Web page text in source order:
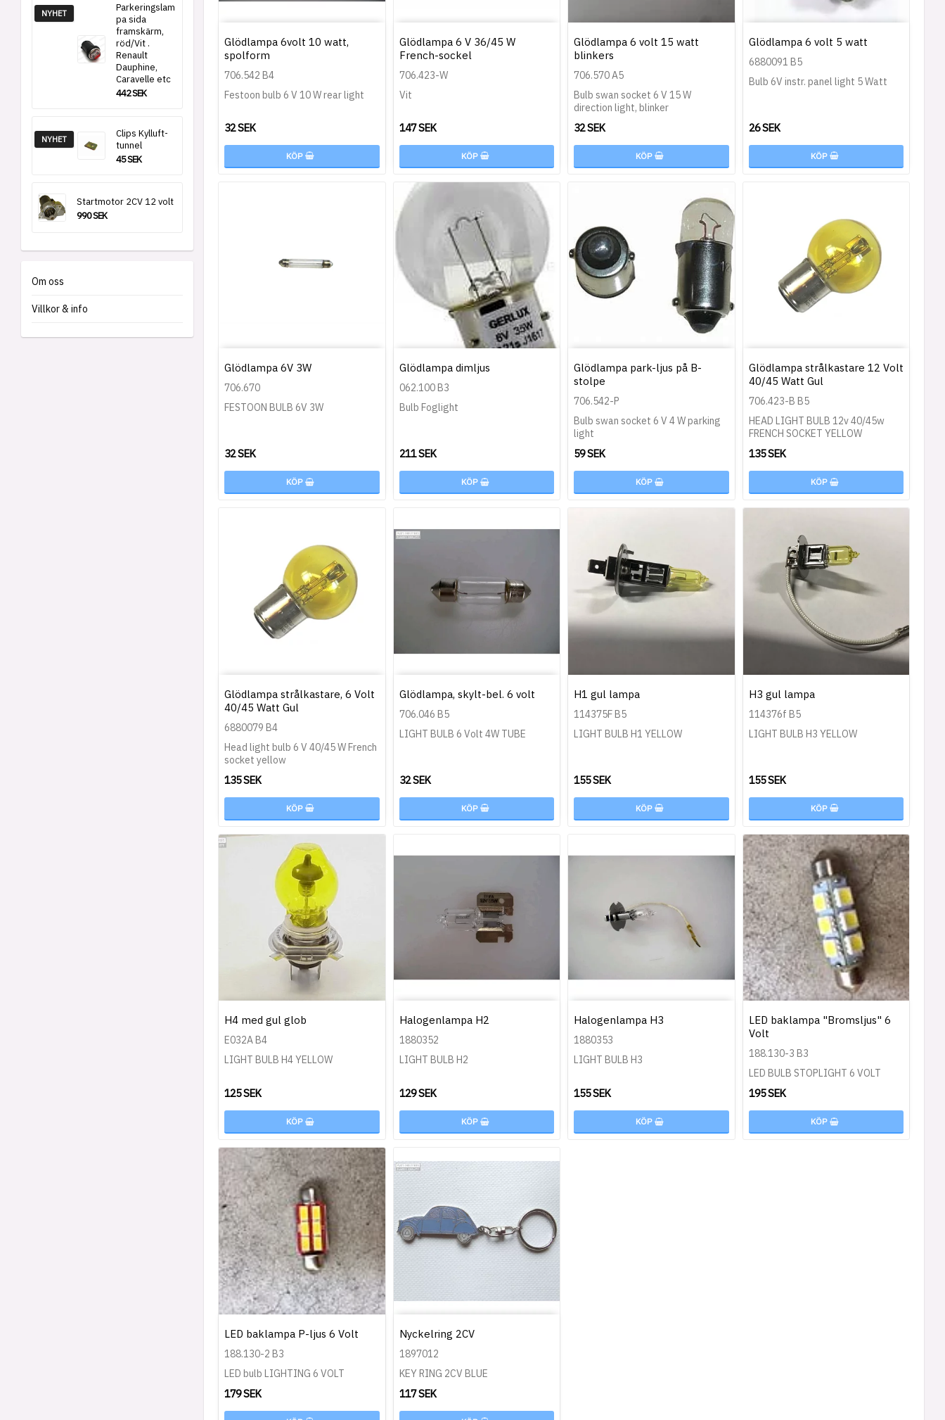
NYHET
Parkeringslam
pa sida
framskärm,
röd/Vit .
Renault
Dauphine,
Caravelle etc
442 SEK
NYHET
Clips Kylluft-
tunnel
45 SEK
Startmotor 2CV 12 volt
990 SEK
Om oss
Villkor & info
Glödlampa 6volt 10 watt,
spolform
706.542 B4
Festoon bulb 6 V 10 W rear light
32 SEK
KÖP
Glödlampa 6 V 36/45 W
French-sockel
706.423-W
Vit
147 SEK
KÖP
Glödlampa 6 volt 15 watt
blinkers
706.570 A5
Bulb swan socket 6 V 15 W
direction light, blinker
32 SEK
KÖP
Glödlampa 6 volt 5 watt
6880091 B5
Bulb 6V instr. panel light 5 Watt
26 SEK
KÖP
Glödlampa 6V 3W
706.670
FESTOON BULB 6V 3W
32 SEK
KÖP
Glödlampa dimljus
062.100 B3
Bulb Foglight
211 SEK
KÖP
Glödlampa park-ljus på B-
stolpe
706.542-P
Bulb swan socket 6 V 4 W parking
light
59 SEK
KÖP
Glödlampa strålkastare 12 Volt
40/45 Watt Gul
706.423-B B5
HEAD LIGHT BULB 12v 40/45w
FRENCH SOCKET YELLOW
135 SEK
KÖP
Glödlampa strålkastare, 6 Volt
40/45 Watt Gul
6880079 B4
Head light bulb 6 V 40/45 W French
socket yellow
135 SEK
KÖP
Glödlampa, skylt-bel. 6 volt
706.046 B5
LIGHT BULB 6 Volt 4W TUBE
32 SEK
KÖP
H1 gul lampa
114375F B5
LIGHT BULB H1 YELLOW
155 SEK
KÖP
H3 gul lampa
114376f B5
LIGHT BULB H3 YELLOW
155 SEK
KÖP
H4 med gul glob
E032A B4
LIGHT BULB H4 YELLOW
125 SEK
KÖP
Halogenlampa H2
1880352
LIGHT BULB H2
129 SEK
KÖP
Halogenlampa H3
1880353
LIGHT BULB H3
155 SEK
KÖP
LED baklampa "Bromsljus" 6
Volt
188.130-3 B3
LED BULB STOPLIGHT 6 VOLT
195 SEK
KÖP
LED baklampa P-ljus 6 Volt
188.130-2 B3
LED bulb LIGHTING 6 VOLT
179 SEK
Nyckelring 2CV
1897012
KEY RING 2CV BLUE
117 SEK